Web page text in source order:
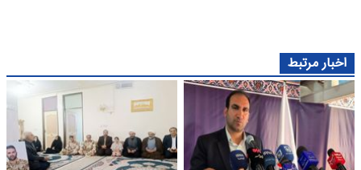
اخبار مرتبط